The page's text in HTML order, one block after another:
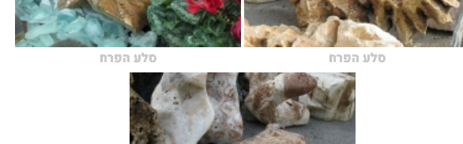
סלע הפרח סלע הפרח